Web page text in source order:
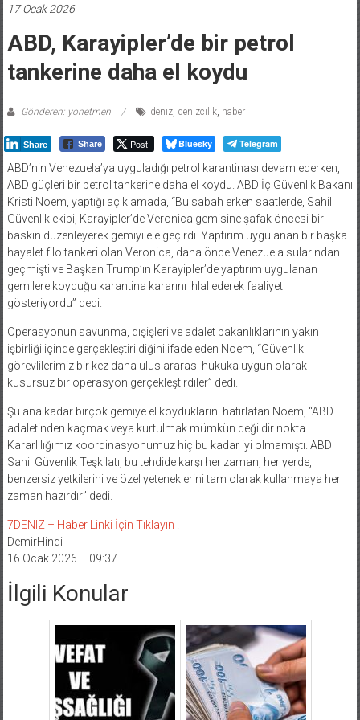
ABD, Karayipler’de bir petrol
tankerine daha el koydu
Share Share Post Bluesky Telegram
ABD güçleri bir petrol tankerine daha el koydu. ABD İç Güvenlik Bakanı
Kristi Noem, yaptığı açıklamada, “Bu sabah erken saatlerde, Sahil
Güvenlik ekibi, Karayipler’de Veronica gemisine şafak öncesi bir
baskın düzenleyerek gemiyi ele geçirdi. Yaptırım uygulanan bir başka
hayalet filo tankeri olan Veronica, daha önce Venezuela sularından
geçmişti ve Başkan Trump’ın Karayipler’de yaptırım uygulanan
gemilere koyduğu karantina kararını ihlal ederek faaliyet
gösteriyordu” dedi.
işbirliği içinde gerçekleştirildiğini ifade eden Noem, “Güvenlik
görevlilerimiz bir kez daha uluslararası hukuka uygun olarak
kusursuz bir operasyon gerçekleştirdiler” dedi.
adaletinden kaçmak veya kurtulmak mümkün değildir nokta.
Kararlılığımız koordinasyonumuz hiç bu kadar iyi olmamıştı. ABD
Sahil Güvenlik Teşkilatı, bu tehdide karşı her zaman, her yerde,
benzersiz yetkilerini ve özel yeteneklerini tam olarak kullanmaya her
zaman hazırdır” dedi.
DemirHindi
16 Ocak 2026 – 09:37
İlgili Konular